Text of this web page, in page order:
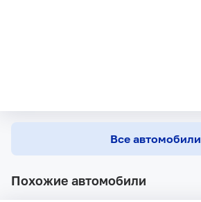
Все автомобили
Похожие автомобили